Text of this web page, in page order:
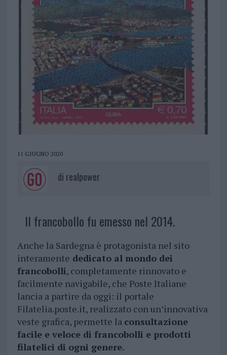
11 GIUGNO 2020
di realpower
Il francobollo fu emesso nel 2014.
Anche la Sardegna è protagonista nel sito
interamente dedicato al mondo dei
francobolli, completamente rinnovato e
facilmente navigabile, che Poste Italiane
lancia a partire da oggi: il portale
Filatelia.poste.it, realizzato con un’innovativa
veste grafica, permette la consultazione
facile e veloce di francobolli e prodotti
filatelici di ogni genere.